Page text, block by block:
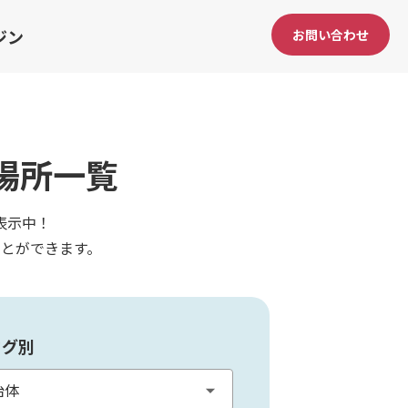
ン お問い合わせ
所一覧
中！
ができます。
別